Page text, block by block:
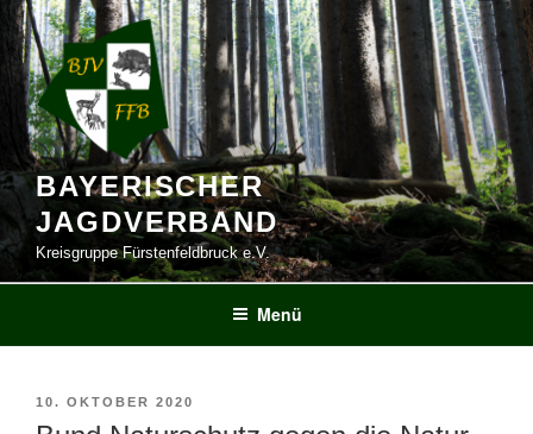
Zum
Inhalt
springen
BAYERISCHER
JAGDVERBAND
Kreisgruppe Fürstenfeldbruck e.V.
Menü
VERÖFFENTLICHT
AM
10. OKTOBER 2020